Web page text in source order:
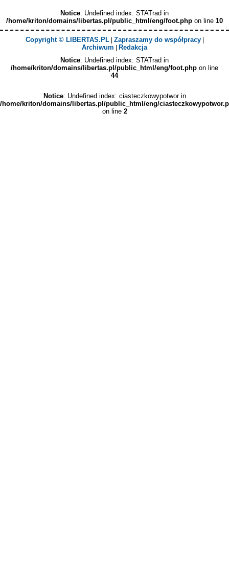
Notice: Undefined index: STATrad in
/home/kriton/domains/libertas.pl/public_html/eng/foot.php on line 10
Copyright © LIBERTAS.PL| Zapraszamy do współpracy|
Archiwum | Redakcja
Notice: Undefined index: STATrad in
/home/kriton/domains/libertas.pl/public_html/eng/foot.php on line
44
Notice: Undefined index: ciasteczkowypotwor in
/home/kriton/domains/libertas.pl/public_html/eng/
on line 2